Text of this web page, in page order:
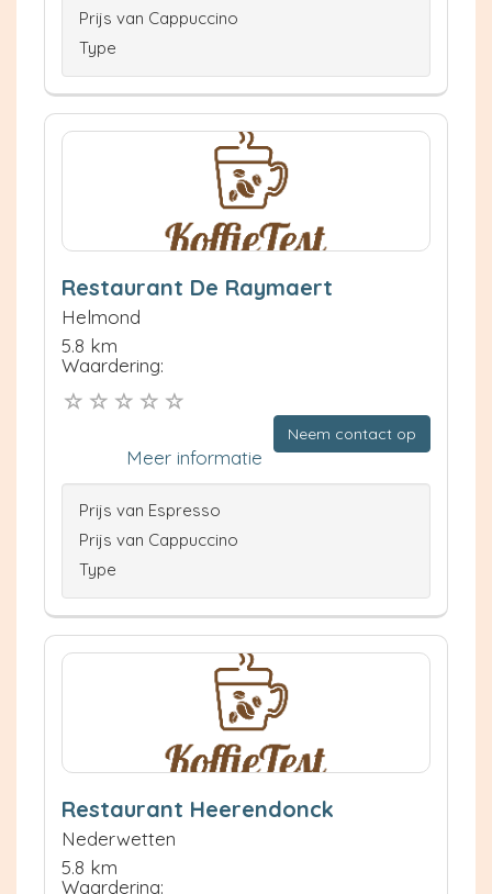
Prijs van Cappuccino
Type
Restaurant De Raymaert
Helmond
5.8 km
Waardering:
Neem contact op
Meer informatie
Prijs van Espresso
Prijs van Cappuccino
Type
Restaurant Heerendonck
Nederwetten
5.8 km
Waardering: